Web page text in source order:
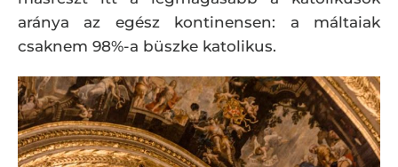
aránya az egész kontinensen: a máltaiak
csaknem 98%-a büszke katolikus.